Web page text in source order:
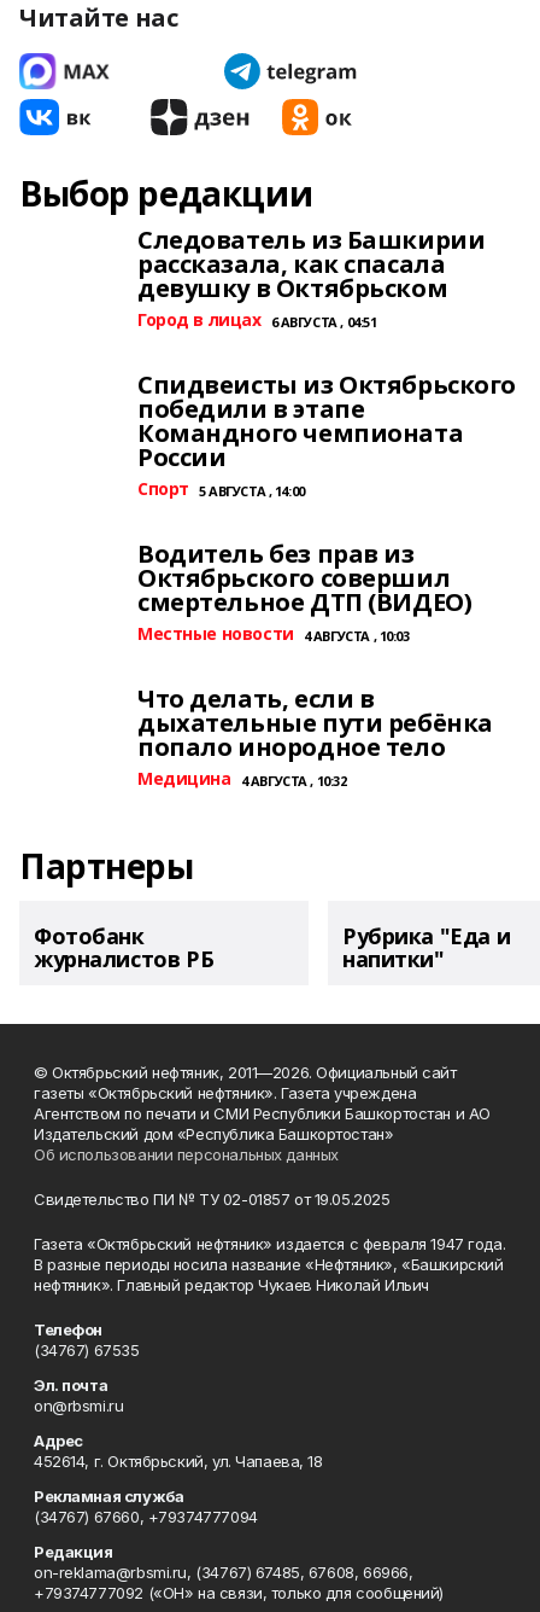
Читайте нас
Выбор редакции
Следователь из Башкирии
рассказала, как спасала
девушку в Октябрьском
Город в лицах 6 АВГУСТА , 04:51
Спидвеисты из Октябрьского
победили в этапе
Командного чемпионата
России
Спорт 5 АВГУСТА , 14:00
Водитель без прав из
Октябрьского совершил
смертельное ДТП (ВИДЕО)
Местные новости 4 АВГУСТА , 10:03
Что делать, если в
дыхательные пути ребёнка
попало инородное тело
Медицина 4 АВГУСТА , 10:32
Партнеры
Фотобанк
журналистов РБ
Рубрика "Еда и
напитки"
© Октябрьский нефтяник, 2011—2026. Официальный сайт
газеты «Октябрьский нефтяник». Газета учреждена
Агентством по печати и СМИ Республики Башкортостан и АО
Издательский дом «Республика Башкортостан»
Об использовании персональных данных
Свидетельство ПИ № ТУ 02-01857 от 19.05.2025
Газета «Октябрьский нефтяник» издается с февраля 1947 года.
В разные периоды носила название «Нефтяник», «Башкирский
нефтяник». Главный редактор Чукаев Николай Ильич
Телефон
(34767) 67535
Эл. почта
on@rbsmi.ru
Адрес
452614, г. Октябрьский, ул. Чапаева, 18
Рекламная служба
(34767) 67660, +79374777094
Редакция
on-reklama@rbsmi.ru, (34767) 67485, 67608, 66966,
+79374777092 («ОН» на связи, только для сообщений)